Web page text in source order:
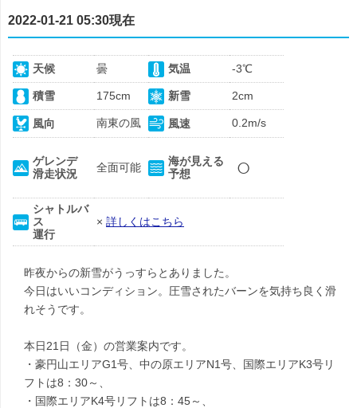
2022-01-21 05:30現在
天候 曇 気温 -3℃
積雪 175cm 新雪 2cm
風向 南東の風 風速 0.2m/s
ゲレンデ
滑走状況
全面可能
海が見える
予想
○
シャトルバ
ス
運行
× 詳しくはこちら
昨夜からの新雪がうっすらとありました。
今日はいいコンディション。圧雪されたバーンを気持ち良く滑
れそうです。
本日21日（金）の営業案内です。
・豪円山エリアG1号、中の原エリアN1号、国際エリアK3号リ
フトは8：30～、
・国際エリアK4号リフトは8：45～、